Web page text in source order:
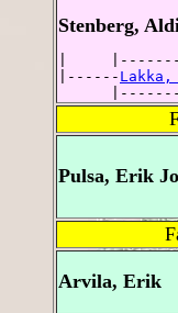
Stenberg,
|     |-------
|------ Lakka,
      |-------
Pulsa, Erik
Arvila, Erik